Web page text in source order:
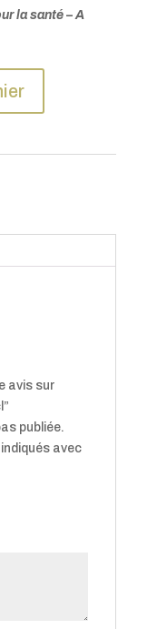
la santé– A
avis sur
publiée.
avec